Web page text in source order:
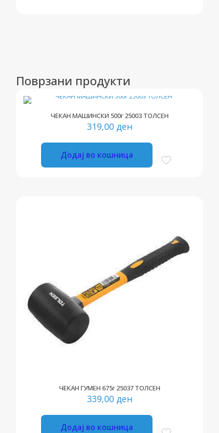
Поврзани продукти
ЧЕКАН МАШИНСКИ 500г 25003 ТОЛСЕН
319,00 ден
Додај во кошница
ЧЕКАН ГУМЕН 675г 25037 ТОЛСЕН
339,00 ден
Додај во кошница